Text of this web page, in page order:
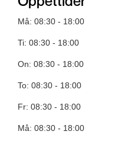
Må: 08:30 - 18:00
Ti: 08:30 - 18:00
On: 08:30 - 18:00
To: 08:30 - 18:00
Fr: 08:30 - 18:00
Må: 08:30 - 18:00